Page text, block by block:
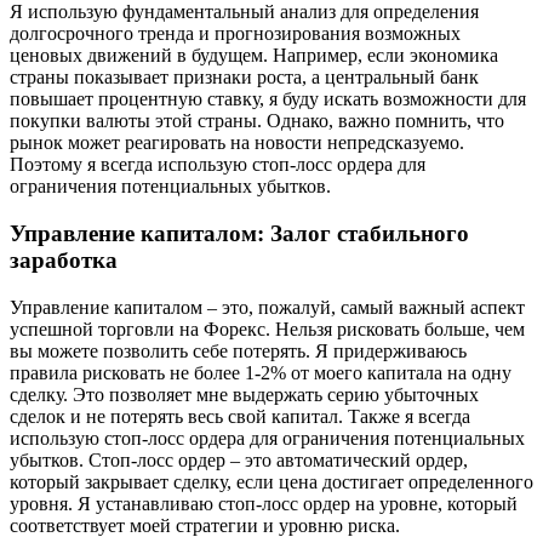
Я использую фундаментальный анализ для определения
долгосрочного тренда и прогнозирования возможных
ценовых движений в будущем. Например, если экономика
страны показывает признаки роста, а центральный банк
повышает процентную ставку, я буду искать возможности для
покупки валюты этой страны. Однако, важно помнить, что
рынок может реагировать на новости непредсказуемо.
Поэтому я всегда использую стоп-лосс ордера для
ограничения потенциальных убытков.
Управление капиталом: Залог стабильного
заработка
Управление капиталом – это, пожалуй, самый важный аспект
успешной торговли на Форекс. Нельзя рисковать больше, чем
вы можете позволить себе потерять. Я придерживаюсь
правила рисковать не более 1-2% от моего капитала на одну
сделку. Это позволяет мне выдержать серию убыточных
сделок и не потерять весь свой капитал. Также я всегда
использую стоп-лосс ордера для ограничения потенциальных
убытков. Стоп-лосс ордер – это автоматический ордер,
который закрывает сделку, если цена достигает определенного
уровня. Я устанавливаю стоп-лосс ордер на уровне, который
соответствует моей стратегии и уровню риска.